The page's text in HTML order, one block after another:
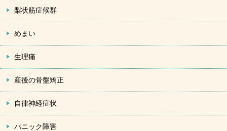
梨状筋症候群
めまい
生理痛
産後の骨盤矯正
自律神経症状
パニック障害